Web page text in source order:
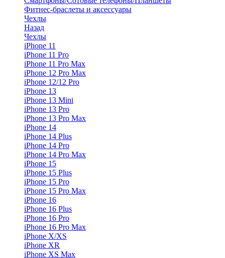
Фитнес-браслеты и аксессуары
Чехлы
Назад
Чехлы
iPhone 11
iPhone 11 Pro
iPhone 11 Pro Max
iPhone 12 Pro Max
iPhone 12/12 Pro
iPhone 13
iPhone 13 Mini
iPhone 13 Pro
iPhone 13 Pro Max
iPhone 14
iPhone 14 Plus
iPhone 14 Pro
iPhone 14 Pro Max
iPhone 15
iPhone 15 Plus
iPhone 15 Pro
iPhone 15 Pro Max
iPhone 16
iPhone 16 Plus
iPhone 16 Pro
iPhone 16 Pro Max
iPhone X/XS
iPhone XR
iPhone XS Max